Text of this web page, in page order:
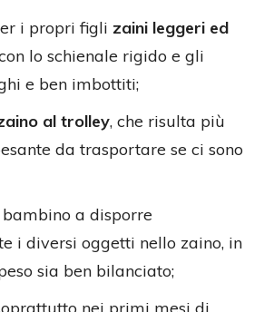
i propri figli zaini leggeri ed
lo schienale rigido e gli
e ben imbottiti;
al trolley, che risulta più
da trasportare se ci sono
a disporre
i diversi oggetti nello zaino, in
sia ben bilanciato;